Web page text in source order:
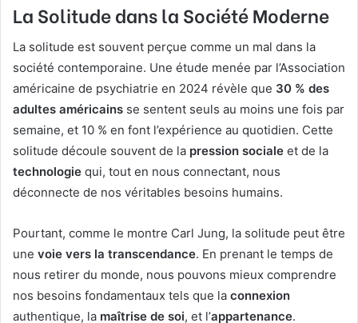
La Solitude dans la Société Moderne
La solitude est souvent perçue comme un mal dans la
société contemporaine. Une étude menée par l’Association
américaine de psychiatrie en 2024 révèle que 30 % des
adultes américains se sentent seuls au moins une fois par
semaine, et 10 % en font l’expérience au quotidien. Cette
solitude découle souvent de la pression sociale et de la
technologie qui, tout en nous connectant, nous
déconnecte de nos véritables besoins humains.
Pourtant, comme le montre Carl Jung, la solitude peut être
une voie vers la transcendance. En prenant le temps de
nous retirer du monde, nous pouvons mieux comprendre
nos besoins fondamentaux tels que la connexion
authentique, la maîtrise de soi, et l’appartenance.